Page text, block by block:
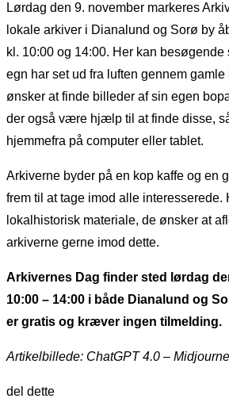
Lørdag den 9. november markeres
lokale arkiver i Dianalund og Sorø by
kl. 10:00 og 14:00. Her kan besøgende
egn har set ud fra luften gennem gamle
ønsker at finde billeder af sin egen
der også være hjælp til at finde disse,
hjemmefra på computer eller tablet.
Arkiverne byder på en kop kaffe og en
frem til at tage imod alle interesserede.
lokalhistorisk materiale, de ønsker at
arkiverne gerne imod dette.
Arkivernes Dag finder sted lørdag
10:00 – 14:00 i både Dianalund og
er gratis og kræver ingen tilmelding.
Artikelbillede: ChatGPT 4.0 –
del dette